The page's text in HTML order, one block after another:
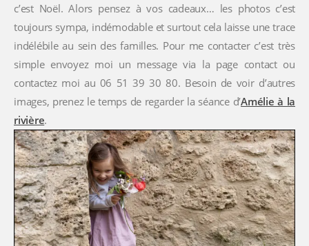
c’est Noël. Alors pensez à vos cadeaux… les photos c’est
toujours sympa, indémodable et surtout cela laisse une trace
indélébile au sein des familles. Pour me contacter c’est très
simple envoyez moi un message via la page contact ou
contactez moi au 06 51 39 30 80. Besoin de voir d’autres
images, prenez le temps de regarder la séance d’Amélie à la
rivière.